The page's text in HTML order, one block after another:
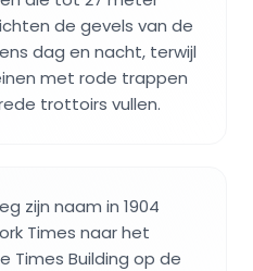
de gevels van de
dag en nacht, terwijl
met rode trappen
trottoirs vullen.
zijn naam in 1904
Times naar het
Times Building op de